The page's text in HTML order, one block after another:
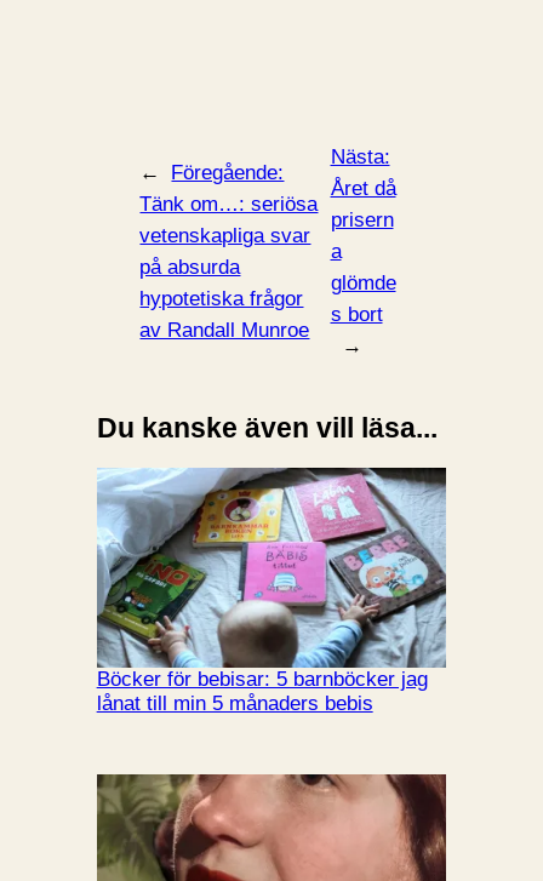
←
Föregående:
Tänk om…: seriösa
vetenskapliga svar
på absurda
hypotetiska frågor
av Randall Munroe
Nästa:
Året då
prisern
a
glömde
s bort
→
Du kanske även vill läsa...
Böcker för bebisar: 5 barnböcker jag
lånat till min 5 månaders bebis